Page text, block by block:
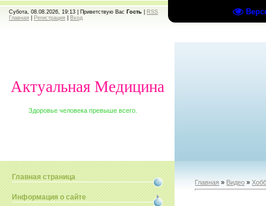
Субота, 08.08.2026, 19:13 | Приветствую Вас Гость
RSS
Главная
Регистрация Вход
Актуальная Медицина
Здоровье человека превыше всего.
Главная страница
Информация о сайте
Главная » Видео »